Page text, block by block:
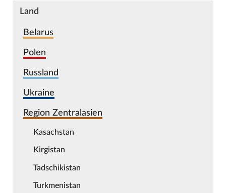
Land
Belarus
Polen
Russland
Ukraine
Region Zentralasien
Kasachstan
Kirgistan
Tadschikistan
Turkmenistan